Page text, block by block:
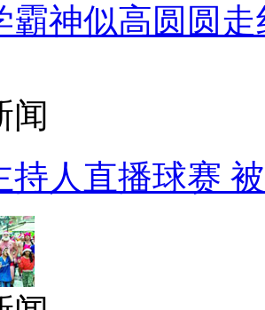
霸神似高圆圆走
闻
持人直播球赛